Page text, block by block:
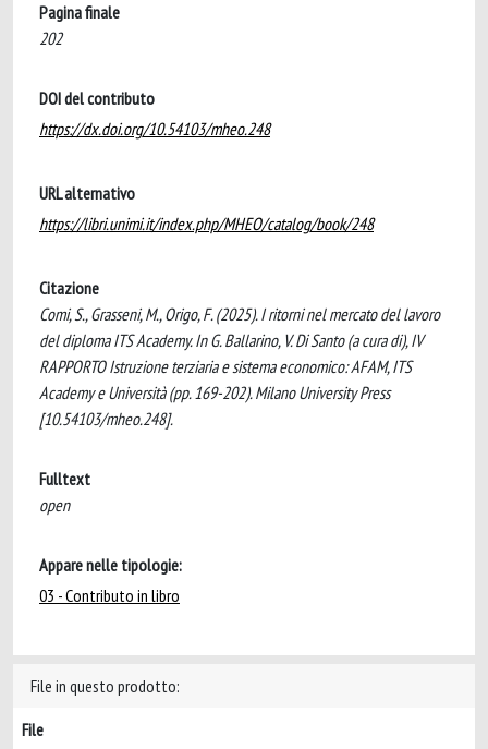
Pagina finale
202
DOI del contributo
https://dx.doi.org/10.54103/mheo.248
URL alternativo
https://libri.unimi.it/index.php/MHEO/catalog/book/248
Citazione
Comi, S., Grasseni, M., Origo, F. (2025). I ritorni nel mercato del lavoro
del diploma ITS Academy. In G. Ballarino, V. Di Santo (a cura di), IV
RAPPORTO Istruzione terziaria e sistema economico: AFAM, ITS
Academy e Università (pp. 169-202). Milano University Press
[10.54103/mheo.248].
Fulltext
open
Appare nelle tipologie:
03 - Contributo in libro
File in questo prodotto:
File